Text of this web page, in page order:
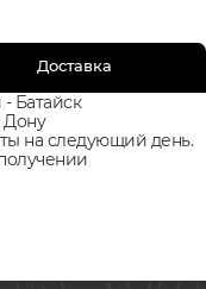
Доставка
Батайск
Дону
на следующий день.